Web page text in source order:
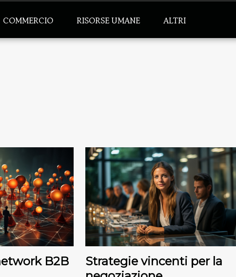
COMMERCIO RISORSE UMANE ALTRI
B2B
Strategie vincenti per la